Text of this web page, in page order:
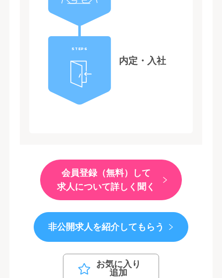
STEP6
内定・入社
会員登録（無料）して
求人について詳しく聞く
非公開求人を紹介してもらう
お気に入り
追加